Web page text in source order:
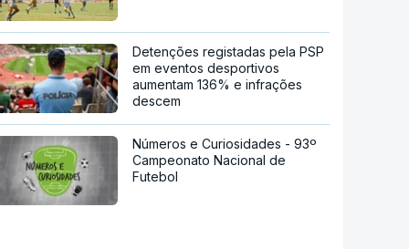
Detenções registadas pela PSP
em eventos desportivos
aumentam 136% e infrações
descem
Números e Curiosidades - 93º
Campeonato Nacional de
Futebol